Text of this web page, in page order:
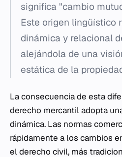
significa "cambio
Este origen lingüístico
dinámica y relacional
alejándola de una
estática de la
La consecuencia de esta
derecho mercantil adopta
dinámica. Las normas
rápidamente a los cambios
el derecho civil, más